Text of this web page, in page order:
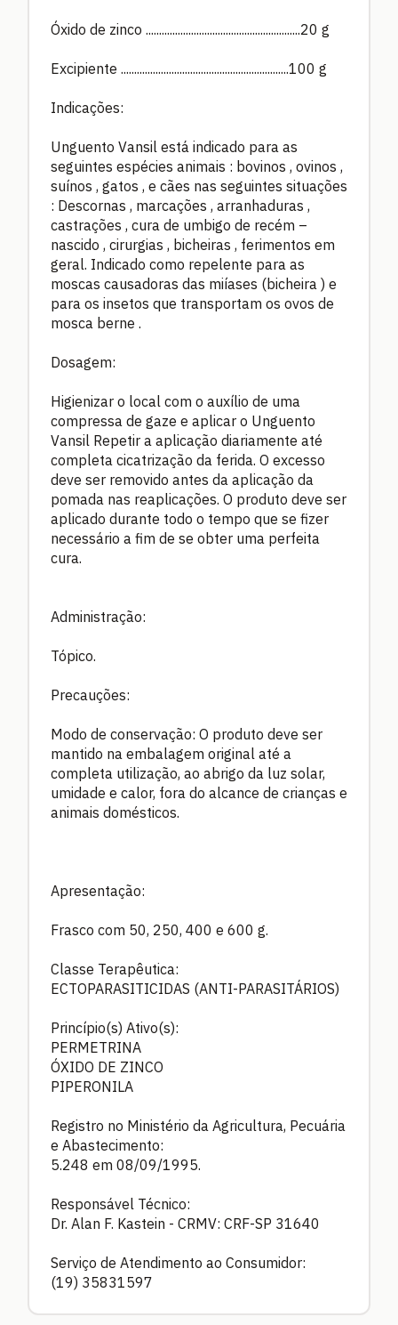
Óxido de zinco ..........................................................20 g
Excipiente ...............................................................100 g
Indicações:
Unguento Vansil está indicado para as
seguintes espécies animais : bovinos , ovinos ,
suínos , gatos , e cães nas seguintes situações
: Descornas , marcações , arranhaduras ,
castrações , cura de umbigo de recém –
nascido , cirurgias , bicheiras , ferimentos em
geral. Indicado como repelente para as
moscas causadoras das miíases (bicheira ) e
para os insetos que transportam os ovos de
mosca berne .
Dosagem:
Higienizar o local com o auxílio de uma
compressa de gaze e aplicar o Unguento
Vansil Repetir a aplicação diariamente até
completa cicatrização da ferida. O excesso
deve ser removido antes da aplicação da
pomada nas reaplicações. O produto deve ser
aplicado durante todo o tempo que se fizer
necessário a fim de se obter uma perfeita
cura.
Administração:
Tópico.
Precauções:
Modo de conservação: O produto deve ser
mantido na embalagem original até a
completa utilização, ao abrigo da luz solar,
umidade e calor, fora do alcance de crianças e
animais domésticos.
Apresentação:
Frasco com 50, 250, 400 e 600 g.
Classe Terapêutica:
ECTOPARASITICIDAS (ANTI-PARASITÁRIOS)
Princípio(s) Ativo(s):
PERMETRINA
ÓXIDO DE ZINCO
PIPERONILA
Registro no Ministério da Agricultura, Pecuária
e Abastecimento:
5.248 em 08/09/1995.
Responsável Técnico:
Dr. Alan F. Kastein - CRMV: CRF-SP 31640
Serviço de Atendimento ao Consumidor:
(19) 35831597